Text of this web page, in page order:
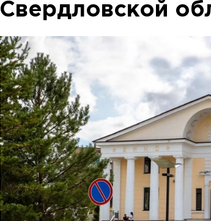
Свердловской